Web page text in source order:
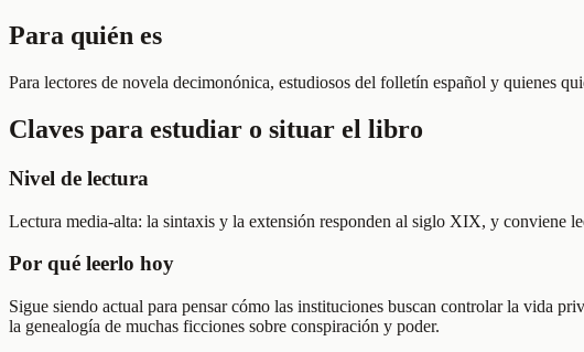
Para quién es
Para lectores de novela decimonónica, estudiosos del folletín español y quienes
Claves para estudiar o situar el libro
Nivel de lectura
Lectura media-alta: la sintaxis y la extensión responden al siglo XIX, y conviene
Por qué leerlo hoy
Sigue siendo actual para pensar cómo las instituciones buscan controlar la vida
la genealogía de muchas ficciones sobre conspiración y poder.